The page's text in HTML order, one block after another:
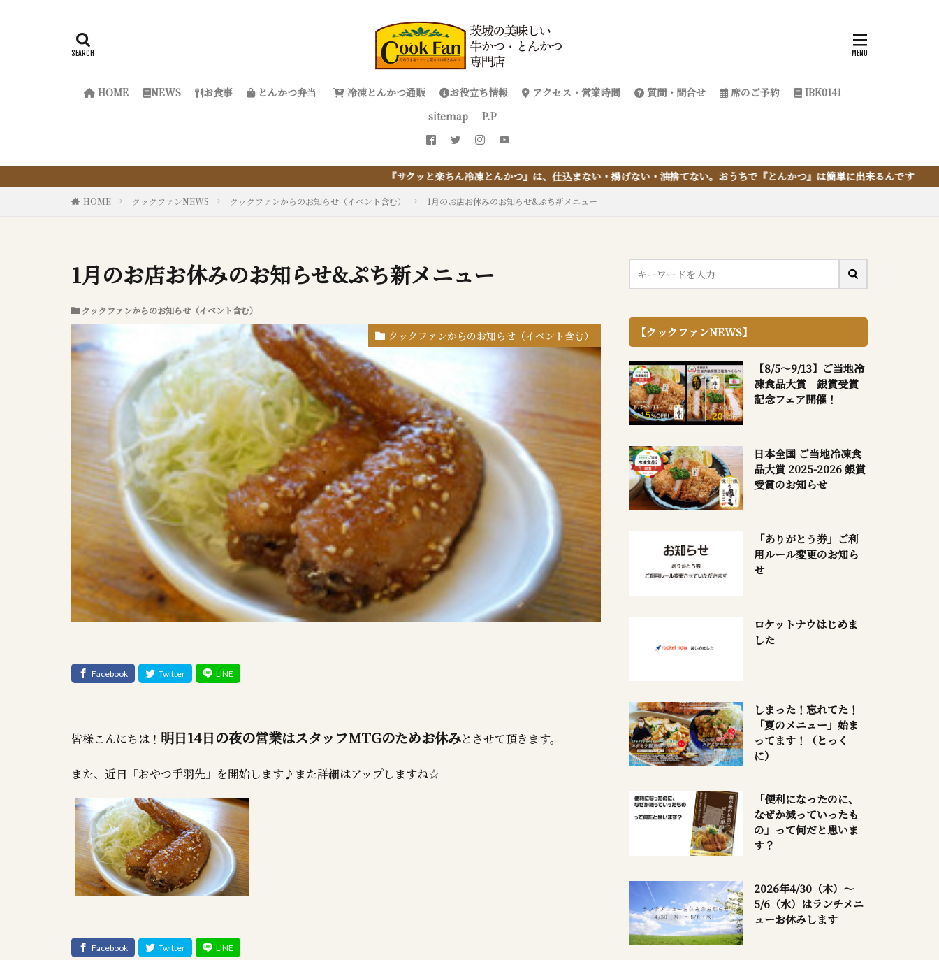
HOME NEWS お食事 とんかつ弁当 冷凍とんかつ通販 お役立ち情報 アクセス・営業時間 質問・問合せ 席のご予約
IBK0141
sitemap
P.P
『サクッと楽ちん冷凍とんかつ』は、仕込まない・揚げない・油捨てない。おうちで『とんかつ』は簡単に出来るんです
HOME クックファンNEWS クックファンからのお知らせ（イベント含む） 1月のお店お休みのお知らせ&ぷち新メニュー
1月のお店お休みのお知らせ&ぷち新メニュー
クックファンからのお知らせ（イベント含む）
クックファンからのお知らせ（イベント含む）
皆様こんにちは！ 明日14日の夜の営業はスタッフMTGのためお休みとさせて頂きます。
また、近日「おやつ手羽先」を開始します♪また詳細はアップしますね☆
【クックファンNEWS】
【8/5～9/13】ご当地冷
凍食品大賞 銀賞受賞
記念フェア開催！
日本全国 ご当地冷凍食
品大賞 2025-2026 銀賞
受賞のお知らせ
「ありがとう券」ご利
用ルール変更のお知ら
せ
ロケットナウはじめま
した
しまった！忘れてた！
「夏のメニュー」始ま
ってます！（とっく
に）
「便利になったのに、
なぜか減っていったも
の」って何だと思いま
す？
2026年4/30（木）～
5/6（水）はランチメニ
ューお休みします